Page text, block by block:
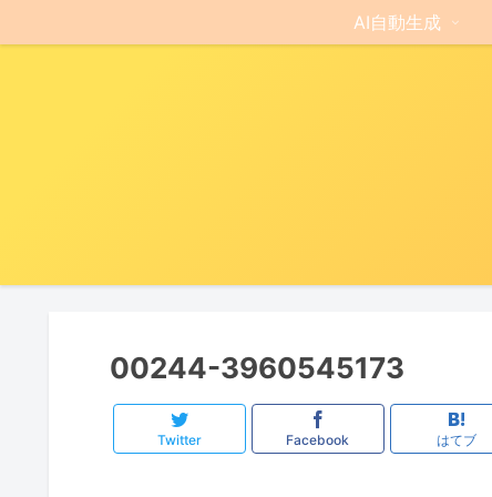
AI自動生成
00244-3960545173
Twitter Facebook はてブ